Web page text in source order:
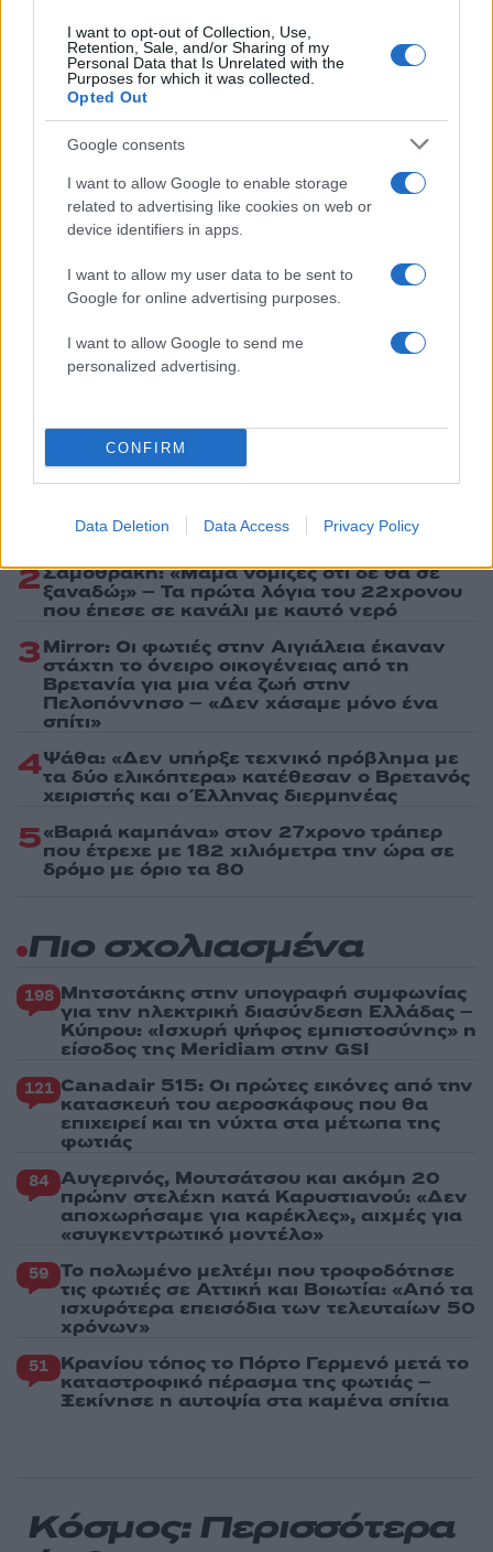
I want to opt-out of Collection, Use,
Retention, Sale, and/or Sharing of my
Personal Data that Is Unrelated with the
Purposes for which it was collected.
Opted Out
Google consents
I want to allow Google to enable storage
related to advertising like cookies on web or
device identifiers in apps.
I want to allow my user data to be sent to
Google for online advertising purposes.
I want to allow Google to send me
personalized advertising.
CONFIRM
Data Deletion Data Access Privacy Policy
Υποβολή σχολίου
Όροι Χρήσης. Το site προστατεύεται από reCAPTCHA, ισχύουν
Πολιτική Απορρήτου
Share:
Ακολουθήστε το Νewsit.gr στο Google News
ενημερωθείτε πρώτοι για όλη την ειδησεογραφία και τα
τελευταία νέατης ημέρας
Πιο δημοφιλή
Καρυστιανού - Η επόμενη μέρα για την
«Ελπίδα για τη Δημοκρατία»
2Σαμοθράκη: «Μαμά νόμιζες ότι δε θα σε
ξαναδώ;» – Τα πρώτα λόγια του 22χρονου
που έπεσε σε κανάλι με καυτό νερό
3Mirror: Οι φωτιές στην Αιγιάλεια έκαναν
στάχτη το όνειρο οικογένειας από τη
Βρετανία για μια νέα ζωή στην
Πελοπόννησο – «Δεν χάσαμε μόνο ένα
σπίτι»
4Ψάθα: «Δεν υπήρξε τεχνικό πρόβλημα με
τα δύο ελικόπτερα» κατέθεσαν ο Βρετανός
χειριστής και ο Έλληνας διερμηνέας
5«Βαριά καμπάνα» στον 27χρονο τράπερ
που έτρεχε με 182 χιλιόμετρα την ώρα σε
δρόμο με όριο τα 80
Πιο σχολιασμένα
198 Μητσοτάκης στην υπογραφή συμφωνίας
για την ηλεκτρική διασύνδεση Ελλάδας –
Κύπρου: «Ισχυρή ψήφος εμπιστοσύνης» η
είσοδος της Meridiam στην GSI
121 Canadair 515: Οι πρώτες εικόνες από την
κατασκευή του αεροσκάφους που θα
επιχειρεί και τη νύχτα στα μέτωπα της
φωτιάς
84 Αυγερινός, Μουτσάτσου και ακόμη 20
πρώην στελέχη κατά Καρυστιανού: «Δεν
αποχωρήσαμε για καρέκλες», αιχμές για
«συγκεντρωτικό μοντέλο»
59 Το πολωμένο μελτέμι που τροφοδότησε
τις φωτιές σε Αττική και Βοιωτία: «Από τα
ισχυρότερα επεισόδια των τελευταίων 50
χρόνων»
51 Κρανίου τόπος το Πόρτο Γερμενό μετά το
καταστροφικό πέρασμα της φωτιάς –
Ξεκίνησε η αυτοψία στα καμένα σπίτια
Κόσμος: Περισσότερα